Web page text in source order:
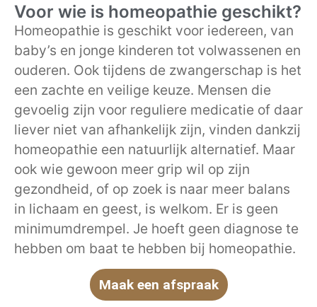
Voor wie is homeopathie geschikt?
Homeopathie is geschikt voor iedereen, van
baby’s en jonge kinderen tot volwassenen en
ouderen. Ook tijdens de zwangerschap is het
een zachte en veilige keuze. Mensen die
gevoelig zijn voor reguliere medicatie of daar
liever niet van afhankelijk zijn, vinden dankzij
homeopathie een natuurlijk alternatief. Maar
ook wie gewoon meer grip wil op zijn
gezondheid, of op zoek is naar meer balans
in lichaam en geest, is welkom. Er is geen
minimumdrempel. Je hoeft geen diagnose te
hebben om baat te hebben bij homeopathie.
Maak een afspraak